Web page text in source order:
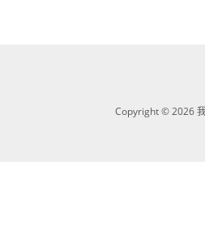
Copyright © 2026